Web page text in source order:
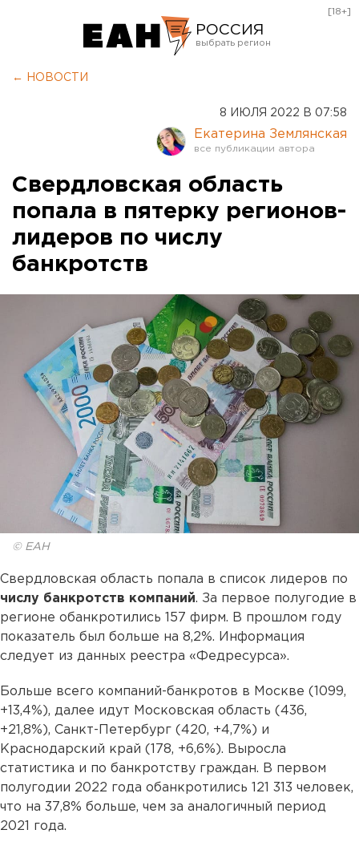
РОССИЯ
Оренбург
[18+]
← НОВОСТИ
8 ИЮЛЯ 2022 В 07:58
Екатерина Землянская
Свердловская область
попала в пятерку регионов-
лидеров по числу
банкротств
© ЕАН
Свердловская область попала в список лидеров по
числу банкротств компаний. За первое полугодие в
регионе обанкротились 157 фирм. В прошлом году
показатель был больше на 8,2%. Информация
следует из данных реестра «Федресурса».
Больше всего компаний-банкротов в Москве (1099,
+13,4%), далее идут Московская область (436,
+21,8%), Санкт-Петербург (420, +4,7%) и
Краснодарский край (178, +6,6%). Выросла
статистика и по банкротству граждан. В первом
полугодии 2022 года обанкротились 121 313 человек,
что на 37,8% больше, чем за аналогичный период
2021 года.